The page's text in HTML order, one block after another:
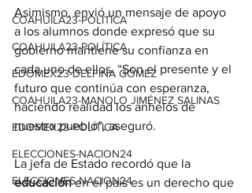
COAHUILA23-POLÍTICA
COAHUILA23-POLÍTICA
EDOMEX23-DELFINA GÓMEZ
COAHUILA23-MANOLO JIMÉNEZ SALINAS
EDOMEX23-POLÍTICA
ELECCIONES-NACION24
ELECCIONES-NACION24
Asimismo, envió un mensaje de apoyo
a los alumnos donde expresó que su
gobierno mantiene su confianza en
cada uno de ellos. “Son el presente y el
futuro que continúa con esperanza,
haciendo realidad los anhelos de
nuestro pueblo”, aseguró.
La jefa de Estado recordó que la
educación en el país es un derecho que